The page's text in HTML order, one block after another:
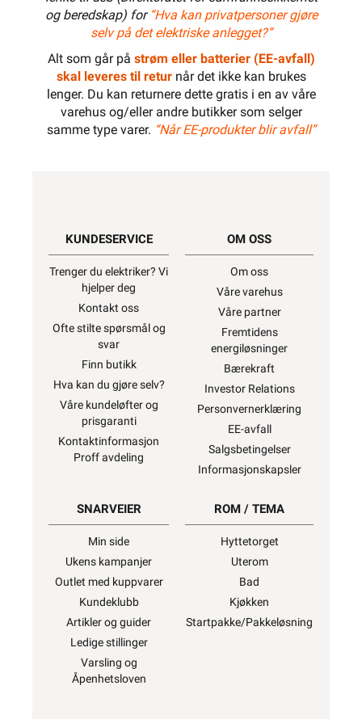
og beredskap) for “Hva kan privatpersoner gjøre
selv på det elektriske anlegget?”
Alt som går på strøm eller batterier (EE-avfall)
skal leveres til returnår det ikke kan brukes
lenger. Du kan returnere dette gratis i en av våre
varehus og/eller andre butikker som selger
samme type varer. “Når EE-produkter blir avfall”
KUNDESERVICE
Trenger du elektriker? Vi
hjelper deg
Kontakt oss
Ofte stilte spørsmål og
svar
Finn butikk
Hva kan du gjøre selv?
Våre kundeløfter og
prisgaranti
Kontaktinformasjon
Proff avdeling
OM OSS
Om oss
Våre varehus
Våre partner
Fremtidens
energiløsninger
Bærekraft
Investor Relations
Personvernerklæring
EE-avfall
Salgsbetingelser
Informasjonskapsler
SNARVEIER
Min side
Ukens kampanjer
Outlet med kuppvarer
Kundeklubb
Artikler og guider
Ledige stillinger
Varsling og
Åpenhetsloven
ROM / TEMA
Hyttetorget
Uterom
Bad
Kjøkken
Startpakke/Pakkeløsning